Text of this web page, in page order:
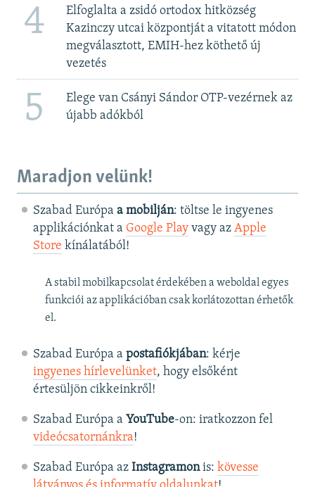
4
Elfoglalta a zsidó ortodox hitközség
Kazinczy utcai központját a vitatott módon
megválasztott, EMIH-hez köthető új
vezetés
5
Elege van Csányi Sándor OTP-vezérnek az
újabb adókból
Maradjon velünk!
Szabad Európa a mobilján: töltse le ingyenes
applikációnkat a Google Playvagy az Apple
Store kínálatából!
A stabil mobilkapcsolat érdekében a weboldal egyes
funkciói az applikációban csak korlátozottan érhetők
el.
Szabad Európa a postafiókjában: kérje
ingyenes hírlevelünket, hogy elsőként
értesüljön cikkeinkről!
Szabad Európa a YouTube-on: iratkozzon fel
videócsatornánkra!
Szabad Európa az Instagramonis: kövesse